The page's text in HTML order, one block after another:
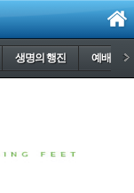
생명의 행진 예배의 >